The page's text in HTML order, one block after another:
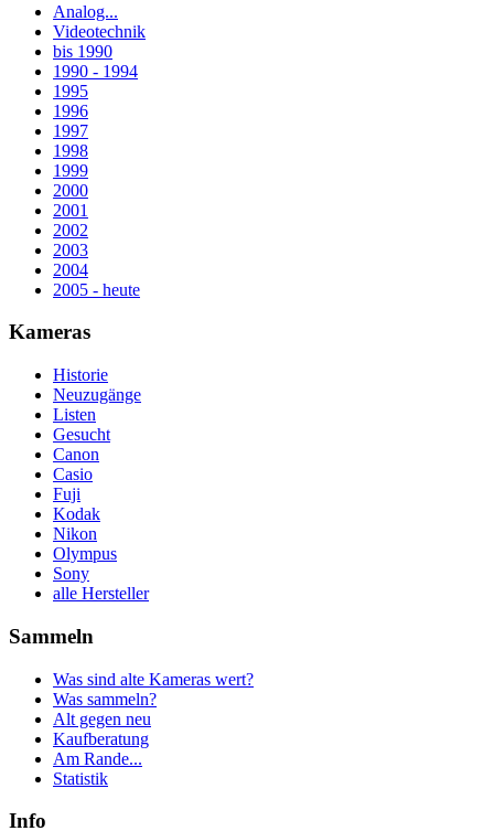
Analog...
Videotechnik
bis 1990
1990 - 1994
1995
1996
1997
1998
1999
2000
2001
2002
2003
2004
2005 - heute
Kameras
Historie
Neuzugänge
Listen
Gesucht
Canon
Casio
Fuji
Kodak
Nikon
Olympus
Sony
alle Hersteller
Sammeln
Was sind alte Kameras wert?
Was sammeln?
Alt gegen neu
Kaufberatung
Am Rande...
Statistik
Info